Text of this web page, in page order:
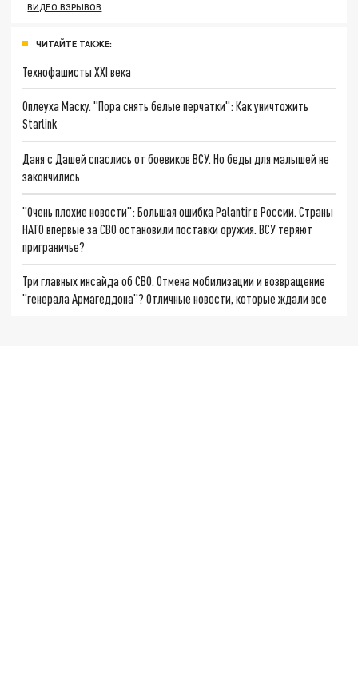
ВИДЕО ВЗРЫВОВ
ЧИТАЙТЕ ТАКЖЕ:
Технофашисты XXI века
Оплеуха Маску. "Пора снять белые перчатки": Как уничтожить
Starlink
Даня с Дашей спаслись от боевиков ВСУ. Но беды для малышей не
закончились
"Очень плохие новости": Большая ошибка Palantir в России. Страны
НАТО впервые за СВО остановили поставки оружия. ВСУ теряют
приграничье?
Три главных инсайда об СВО. Отмена мобилизации и возвращение
"генерала Армагеддона"? Отличные новости, которые ждали все